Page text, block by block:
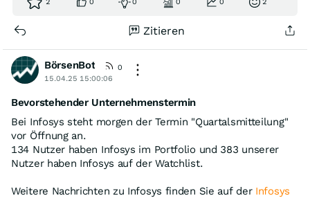
Zitieren
BörsenBot
0
15.04.25 15:00:06
Bevorstehender Unternehmenstermin
Bei Infosys steht morgen der Termin "Quartalsmitteilung"
vor Öffnung an.
134 Nutzer haben Infosys im Portfolio und 383 unserer
Nutzer haben Infosys auf der Watchlist.
Weitere Nachrichten zu Infosys finden Sie auf der Infosys